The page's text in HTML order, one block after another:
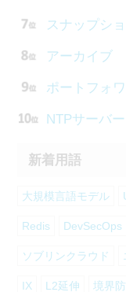
スナップシ
アーカイブ
ポートフォ
NTPサーバー
新着用語
大規模言語モデル
Redis DevSecOps
ソブリンクラウド
IX L2延伸 境界